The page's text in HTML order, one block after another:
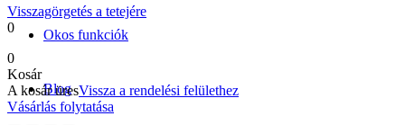
Okos funkciók
Blog
Visszagörgetés a tetejére
0
0
Kosár
A kosár üresVissza a rendelési felülethez
Vásárlás folytatása